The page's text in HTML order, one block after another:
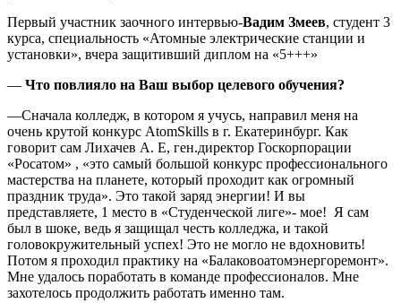
Первый участник заочного интервью-Вадим Змеев, студент 3
курса, специальность «Атомные электрические станции и
установки», вчера защитивший диплом на «5+++»
— Что повлияло на Ваш выбор целевого обучения?
—Сначала колледж, в котором я учусь, направил меня на
очень крутой конкурс AtomSkills в г. Екатеринбург. Как
говорит сам Лихачев А. Е, ген.директор Госкорпорации
«Росатом» , «это самый большой конкурс профессионального
мастерства на планете, который проходит как огромный
праздник труда». Это такой заряд энергии! И вы
представляете, 1 место в «Студенческой лиге»- мое! Я сам
был в шоке, ведь я защищал честь колледжа, и такой
головокружительный успех! Это не могло не вдохновить!
Потом я проходил практику на «Балаковоатомэнергоремонт».
Мне удалось поработать в команде профессионалов. Мне
захотелось продолжить работать именно там.